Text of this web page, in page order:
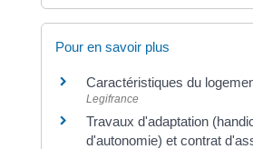
Pour en savoir plus
Caractéristiques du
Legifrance
Travaux d'adaptation
d'autonomie) et contrat